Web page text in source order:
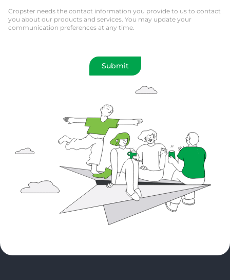
Cropster needs the contact information you provide to us to contact
you about our products and services. You may update your
communication preferences at any time.